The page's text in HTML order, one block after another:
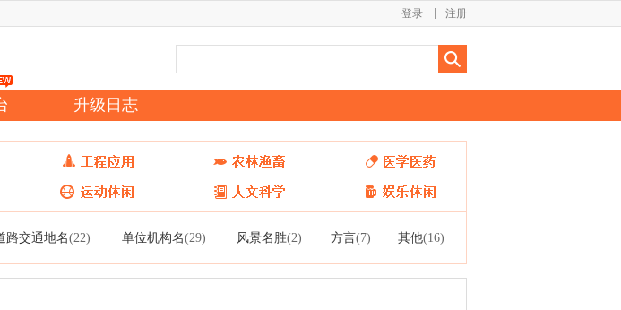
注册
登录
升级日志
路交通地名(22) 单位机构名(29) 风景名胜(2) 方言(7) 其他(16)